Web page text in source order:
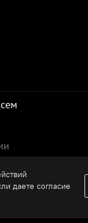
даете согласие